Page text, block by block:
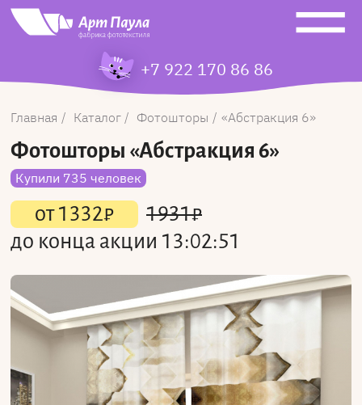
+7 922 170 86 86
Главная Каталог Фотошторы Абстракция 6
Фотошторы «Абстракция 6»
Купили 735 человек
от1332₽ 1931₽
до конца акции 13:02:51